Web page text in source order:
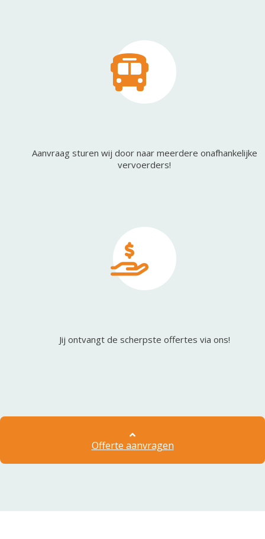
Aanvraag sturen wij door naar meerdere onafhankelijke
vervoerders!
Jij ontvangt de scherpste offertes via ons!
Offerte aanvragen